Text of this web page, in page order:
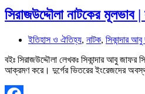
সিরাজউদ্দৌলা নাটকের
ইতিহাস ও ঐতিহ্য, নাটক, সিকান্দার
বইঃ সিরাজউদ্দৌলা লেখকঃ সিকান্দার আবু
আক্রমণ করে। দুর্গের ভিতরের ইংরেজদের